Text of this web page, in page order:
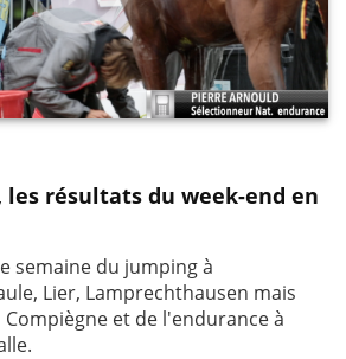
les résultats du week-end en
semaine du jumping à
Lier, Lamprechthausen mais
et de l'endurance à